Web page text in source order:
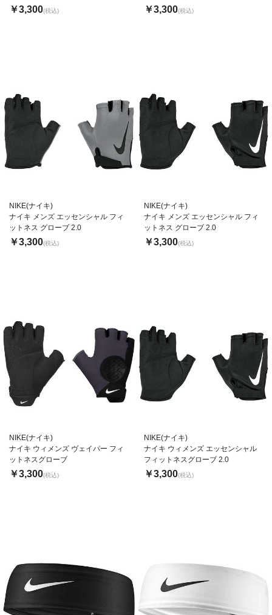
￥3,300(税込) ￥3,300(税込)
NIKE(ナイキ)
ナイキ メンズ エッセンシャル フィ
ットネス グローブ 2.0
￥3,300(税込)
NIKE(ナイキ)
ナイキ メンズ エッセンシャル フィ
ットネス グローブ 2.0
￥3,300(税込)
NIKE(ナイキ)
ナイキ ウィメンズ ヴェイパー フィ
ットネスグローブ
￥3,300(税込)
NIKE(ナイキ)
ナイキ ウィメンズ エッセンシャル
フィットネスグローブ 2.0
￥3,300(税込)